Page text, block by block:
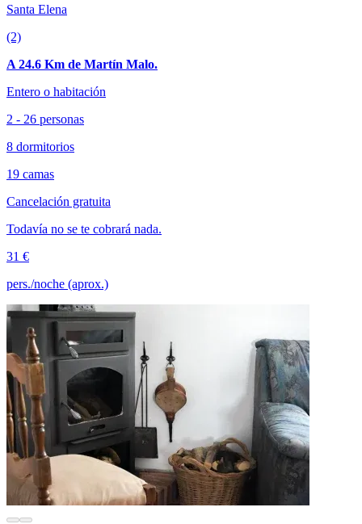
Santa Elena
(2)
A 24.6 Km de Martín Malo.
Entero o habitación
2 - 26 personas
8 dormitorios
19 camas
Cancelación gratuita
Todavía no se te cobrará nada.
31 €
pers./noche (aprox.)